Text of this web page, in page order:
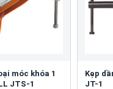
móc khóa 1
JTS-1
Kẹp
JT-1